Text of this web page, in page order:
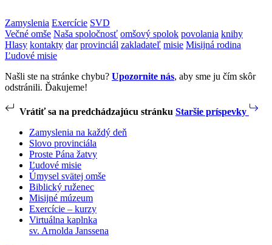
Zamyslenia Exercície SVD
Večné omše Naša spoločnosť omšový spolok povolania knihy
Hlasy kontakty dar provinciál zakladateľ misie Misijná rodina
Ľudové misie
Našli ste na stránke chybu? Upozornite nás, aby sme ju čím skôr
odstránili. Ďakujeme!
Vrátiť sa na predchádzajúcu stránku Staršie príspevky
Zamyslenia na každý deň
Slovo provinciála
Proste Pána žatvy
Ľudové misie
Úmysel svätej omše
Biblický ruženec
Misijné múzeum
Exercície – kurzy
Virtuálna kaplnka
sv. Arnolda Janssena